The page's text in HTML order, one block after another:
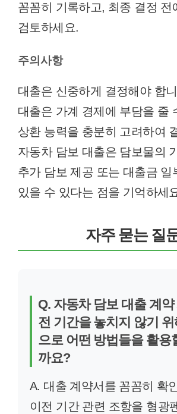
꼼꼼히 기록하고, 최종 결정 전
검토하세요.
주의사항
대출은 신중하게 결정해야 합
대출은 가계 경제에 부담을 줄
상환 능력을 충분히 고려하여
자동차 담보 대출은 담보물의
추가 담보 제공 또는 대출금 일
있을 수 있다는 점을 기억하세
자주 묻는 질
Q. 자동차 담보 대출 계약
전 기간을 놓치지 않기 위
으로 어떤 방법들을 활용
까요?
A. 대출 계약서를 꼼꼼히 확
이전 기간 관련 조항을 형광